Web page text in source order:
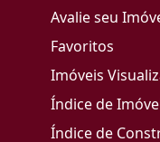
Avalie seu
Favoritos
Imóveis
Índice de
Índice de